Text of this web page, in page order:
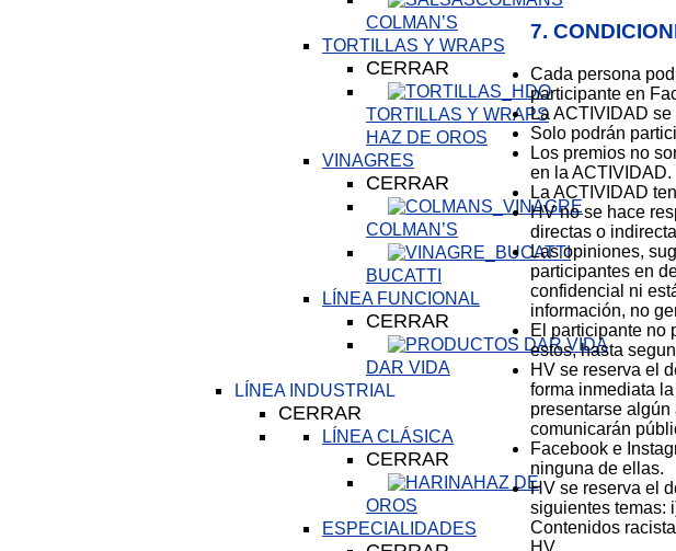
COLMAN’S
TORTILLAS Y WRAPS
CERRAR
TORTILLAS Y WRAPS
HAZ DE OROS
VINAGRES
CERRAR
COLMAN’S
BUCATTI
LÍNEA FUNCIONAL
CERRAR
DAR VIDA
LÍNEA INDUSTRIAL
CERRAR
LÍNEA CLÁSICA
CERRAR
HAZ DE
OROS
ESPECIALIDADES
7.
Cada persona
participante en
La ACTIVIDAD
Solo podrán
Los premios no
en la ACTIVIDAD.
La ACTIVIDAD
HV no se hace
directas o
Las opiniones,
participantes en
confidencial ni
información, no
El participante no
estos, hasta
HV se reserva el
forma inmediata
presentarse
comunicarán
Facebook e
ninguna de ellas.
HV se reserva el
siguientes temas:
Contenidos
HV.